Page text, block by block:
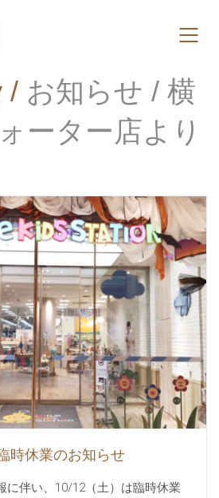
/ お知らせ / 横
ーター店より
時休業のお知らせ
に伴い、10/12（土）は臨時休業